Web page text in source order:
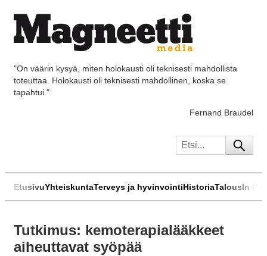
"On väärin kysyä, miten holokausti oli teknisesti mahdollista
toteuttaa. Holokausti oli teknisesti mahdollinen, koska se
tapahtui."
Fernand Braudel
EtusivuYhteiskuntaTerveys ja hyvinvointiHistoriaTalousIn
Tutkimus: kemoterapialääkkeet
aiheuttavat syöpää